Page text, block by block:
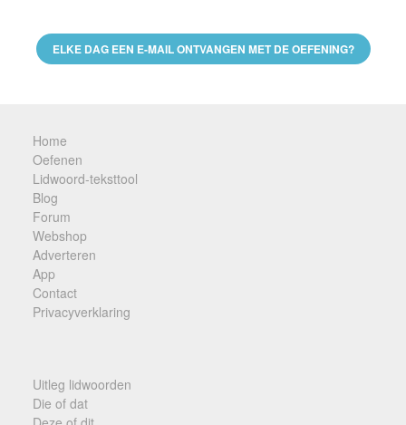
ELKE DAG EEN E-MAIL ONTVANGEN MET DE OEFENING?
Home
Oefenen
Lidwoord-teksttool
Blog
Forum
Webshop
Adverteren
App
Contact
Privacyverklaring
Uitleg lidwoorden
Die of dat